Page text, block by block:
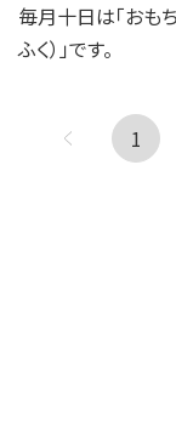
毎月十日は「おも
ふく）」です。
1